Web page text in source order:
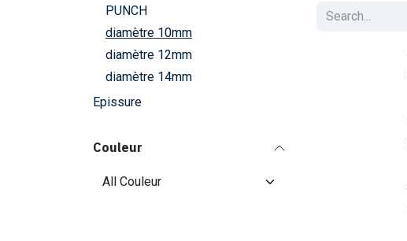
PUNCH
diamètre 10mm
diamètre 12mm
diamètre 14mm
Epissure
Couleur